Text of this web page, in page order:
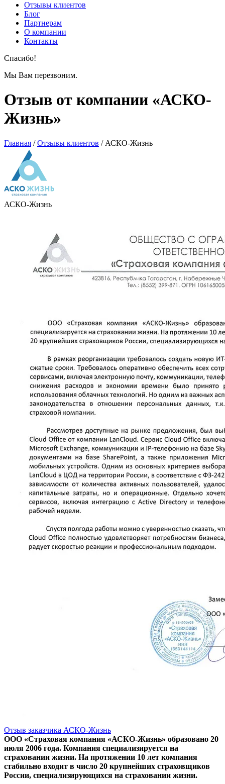
Отзывы клиентов
Блог
Партнерам
О компании
Контакты
Спасибо!
Мы Вам перезвоним.
Отзыв от компании «АСКО-
Жизнь»
Главная /Отзывы клиентов / АСКО-Жизнь
АСКО-Жизнь
Отзыв заказчика АСКО-Жизнь
ООО «Страховая компания «АСКО-Жизнь» образовано 20
июля 2006 года. Компания специализируется на
страховании жизни. На протяжении 10 лет компания
стабильно входит в число 20 крупнейших страховщиков
России, специализирующихся на страховании жизни.